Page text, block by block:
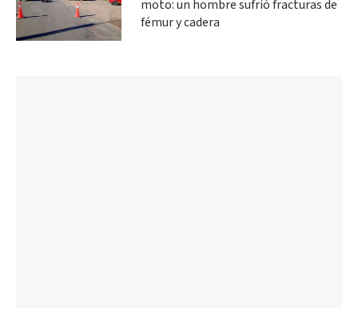
moto: un hombre sufrió fracturas de
fémur y cadera